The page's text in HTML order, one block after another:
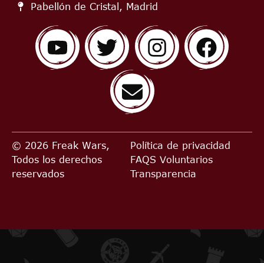
Pabellón de Cristal, Madrid
© 2026 Freak Wars,
Todos los derechos
reservados
Política de privacidad
FAQS Voluntarios
Transparencia